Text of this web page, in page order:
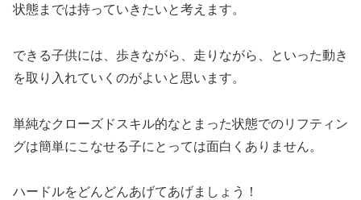
状態までは持っていきたいと考えます。
できる子供には、歩きながら、走りながら、といった動き
を取り入れていくのがよいと思います。
単純なクローズドスキル的なとまった状態でのリフティン
グは簡単にこなせる子にとっては面白くありません。
ハードルをどんどんあげてあげましょう！